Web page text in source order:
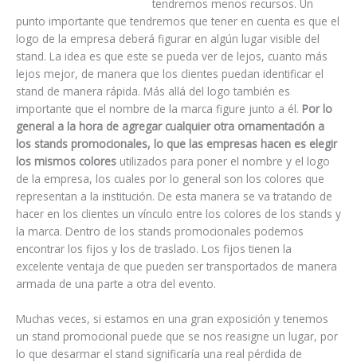
tendremos menos recursos. Un
punto importante que tendremos que tener en cuenta es que el
logo de la empresa deberá figurar en algún lugar visible del
stand. La idea es que este se pueda ver de lejos, cuanto más
lejos mejor, de manera que los clientes puedan identificar el
stand de manera rápida. Más allá del logo también es
importante que el nombre de la marca figure junto a él. Por lo
general a la hora de agregar cualquier otra ornamentación a
los stands promocionales, lo que las empresas hacen es elegir
los mismos colores utilizados para poner el nombre y el logo
de la empresa, los cuales por lo general son los colores que
representan a la institución. De esta manera se va tratando de
hacer en los clientes un vínculo entre los colores de los stands y
la marca. Dentro de los stands promocionales podemos
encontrar los fijos y los de traslado. Los fijos tienen la
excelente ventaja de que pueden ser transportados de manera
armada de una parte a otra del evento.
Muchas veces, si estamos en una gran exposición y tenemos
un stand promocional puede que se nos reasigne un lugar, por
lo que desarmar el stand significaría una real pérdida de